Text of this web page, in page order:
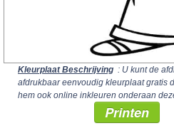
Kleurplaat Beschrijving : U kunt de
afdrukbaar eenvoudig kleurplaat gratis
hem ook online inkleuren onderaan
Printen